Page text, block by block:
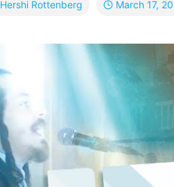
Hershi Rottenberg March 17,